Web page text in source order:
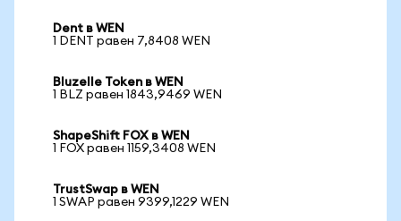
Dent в WEN
1 DENT равен 7,8408 WEN
Bluzelle Token в WEN
1 BLZ равен 1843,9469 WEN
ShapeShift FOX в WEN
1 FOX равен 1159,3408 WEN
TrustSwap в WEN
1 SWAP равен 9399,1229 WEN